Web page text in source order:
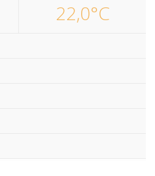
22,0°C